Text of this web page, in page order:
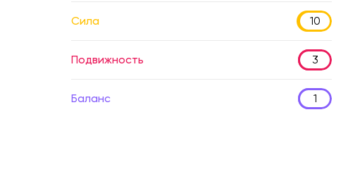
Сила 10
Подвижность 3
Баланс 1